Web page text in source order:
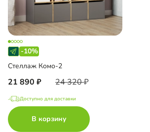
-10%
Стеллаж Комо-2
21 890 24 320
Доступно для доставки
В корзину